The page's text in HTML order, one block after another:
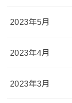
2023年5月
2023年4月
2023年3月